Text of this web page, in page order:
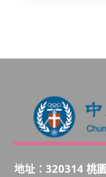
地址：320314 桃